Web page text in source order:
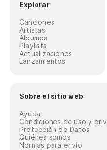
Explorar
Canciones
Artistas
Álbumes
Playlists
Actualizaciones
Lanzamientos
Sobre el sitio web
Ayuda
Condiciones de uso y
Protección de Datos
Quiénes somos
Normas para envío